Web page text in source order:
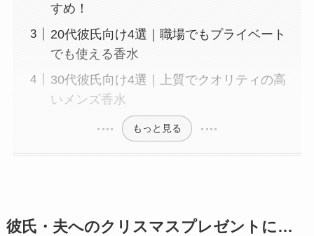
すめ！
20代彼氏向け4選｜職場でもプライベート
でも使える香水
30代彼氏向け4選｜上質でクオリティの高
いメンズ香水
もっと見る
彼氏・夫へのクリスマスプレゼントに…